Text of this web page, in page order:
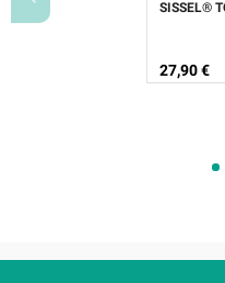
SISSEL®
Prix
27,90 €